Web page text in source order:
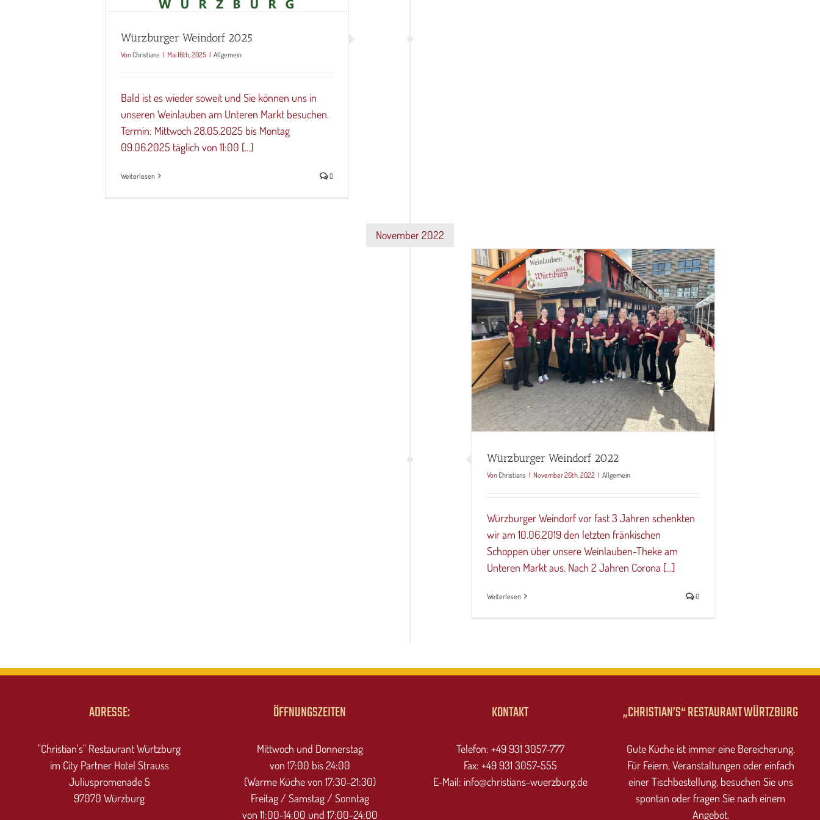
Würzburger Weindorf 2025
VonChristians | Mai 16th, 2025 | Allgemein
Bald ist es wieder soweit und Sie können uns in
unseren Weinlauben am Unteren Markt besuchen.
Termin: Mittwoch 28.05.2025 bis Montag
09.06.2025 täglich von 11:00 [...]
Weiterlesen 0
November 2022
Würzburger Weindorf 2022
VonChristians | November 26th, 2022 | Allgemein
Würzburger Weindorf vor fast 3 Jahren schenkten
wir am 10.06.2019 den letzten fränkischen
Schoppen über unsere Weinlauben-Theke am
Unteren Markt aus. Nach 2 Jahren Corona [...]
Weiterlesen 0
ADRESSE:
"Christian's" Restaurant Würtzburg
im City Partner Hotel Strauss
Juliuspromenade 5
97070 Würzburg
ÖFFNUNGSZEITEN
Mittwoch und Donnerstag
von 17:00 bis 24:00
(Warme Küche von 17:30-21:30)
Freitag / Samstag / Sonntag
von 11:00-14:00 und 17:00-24:00
KONTAKT
Telefon: +49 931 3057-777
Fax: +49 931 3057-555
E-Mail: info@christians-wuerzburg.de
„CHRISTIAN’S“ RESTAURANT WÜRTZBURG
Gute Küche ist immer eine Bereicherung.
Für Feiern, Veranstaltungen oder einfach
einer Tischbestellung, besuchen Sie uns
spontan oder fragen Sie nach einem
Angebot.